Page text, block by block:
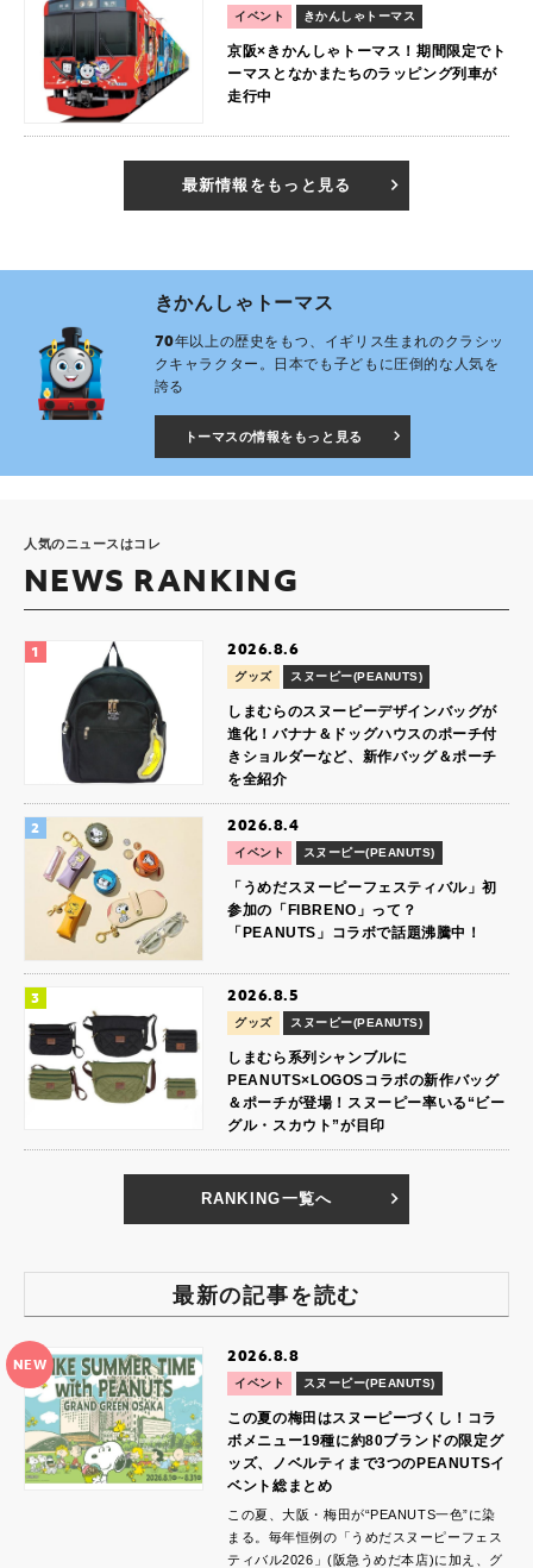
イベント きかんしゃトーマス
京阪×きかんしゃトーマス！期間限定でト
ーマスとなかまたちのラッピング列車が
走行中
最新情報をもっと見る
きかんしゃトーマス
70年以上の歴史をもつ、イギリス生まれのクラシッ
クキャラクター。日本でも子どもに圧倒的な人気を
誇る
トーマスの情報をもっと見る
人気のニュースはコレ
NEWS RANKING
2026.8.6
グッズ スヌーピー(PEANUTS)
しまむらのスヌーピーデザインバッグが
進化！バナナ＆ドッグハウスのポーチ付
きショルダーなど、新作バッグ＆ポーチ
を全紹介
2026.8.4
イベント スヌーピー(PEANUTS)
「うめだスヌーピーフェスティバル」初
参加の「FIBRENO」って？
「PEANUTS」コラボで話題沸騰中！
2026.8.5
グッズ スヌーピー(PEANUTS)
しまむら系列シャンブルに
PEANUTS×LOGOSコラボの新作バッグ
＆ポーチが登場！スヌーピー率いる“ビー
グル・スカウト”が目印
RANKING一覧へ
最新の記事を読む
NEW 2026.8.8
イベント スヌーピー(PEANUTS)
この夏の梅田はスヌーピーづくし！コラ
ボメニュー19種に約80ブランドの限定グ
ッズ、ノベルティまで3つのPEANUTSイ
ベント総まとめ
この夏、大阪・梅田が“PEANUTS一色”に染
まる。毎年恒例の「うめだスヌーピーフェス
ティバル2026」(阪急うめだ本店)に加え、グ